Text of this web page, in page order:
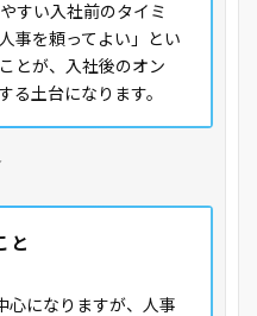
すい入社前のタイミ
事を頼ってよい」とい
とが、入社後のオン
る土台になります。
と
心になりますが、人事